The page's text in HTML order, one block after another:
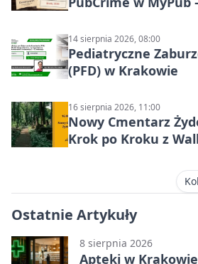
14 sierpnia 2026, 08:00
Pediatryczne
(PFD) w Krakowie
16 sierpnia 2026, 11:00
Nowy Cmentarz
Krok po Kroku z
Ostatnie Artykuły
8 sierpnia 2026
Apteki w